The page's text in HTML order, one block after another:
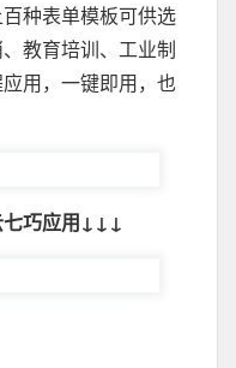
种表单模板可供选
教育培训、工业制
用，一键即用，也
七巧应用↓↓↓